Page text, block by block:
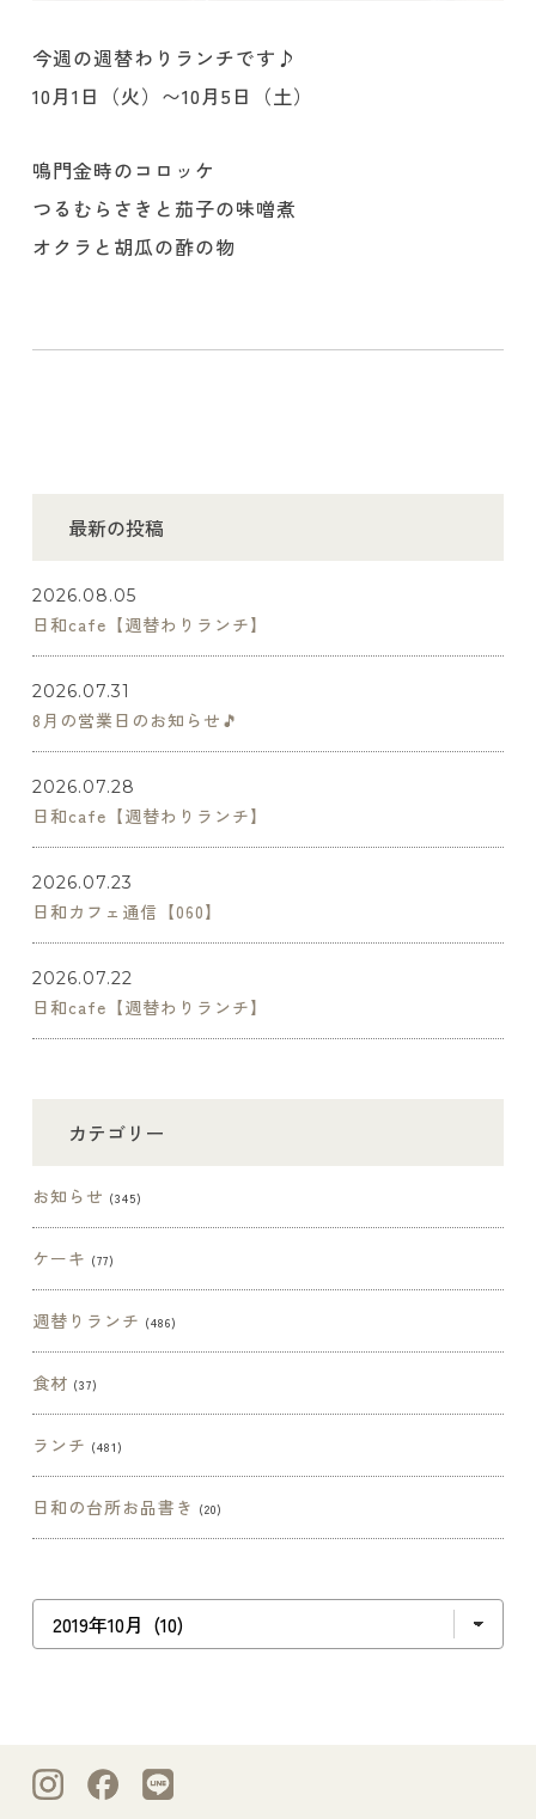
今週の週替わりランチです♪
10月1日（火）〜10月5日（土）
鳴門金時のコロッケ
つるむらさきと茄子の味噌煮
オクラと胡瓜の酢の物
最新の投稿
2026.08.05
日和cafe【週替わりランチ】
2026.07.31
8月の営業日のお知らせ🎵
2026.07.28
日和cafe【週替わりランチ】
2026.07.23
日和カフェ通信【060】
2026.07.22
日和cafe【週替わりランチ】
カテゴリー
お知らせ (345)
ケーキ (77)
週替りランチ (486)
食材 (37)
ランチ (481)
日和の台所お品書き (20)